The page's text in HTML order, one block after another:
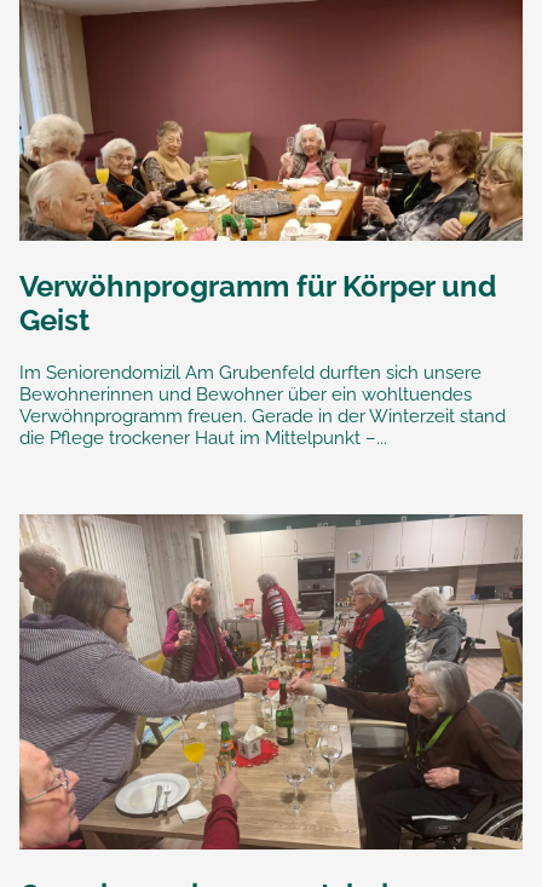
Verwöhnprogramm für Körper und
Geist
Im Seniorendomizil Am Grubenfeld durften sich unsere
Bewohnerinnen und Bewohner über ein wohltuendes
Verwöhnprogramm freuen. Gerade in der Winterzeit stand
die Pflege trockener Haut im Mittelpunkt –...